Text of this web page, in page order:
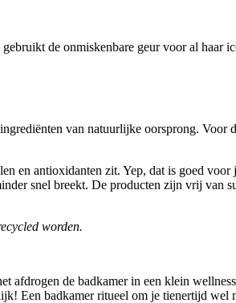
de onmiskenbare geur voor al
van natuurlijke oorsprong.
antioxidanten zit. Yep, dat is goed voor
snel breekt. De producten zijn vrij van
worden.
afdrogen de badkamer in een klein
Een badkamer ritueel om je tienertijd wel